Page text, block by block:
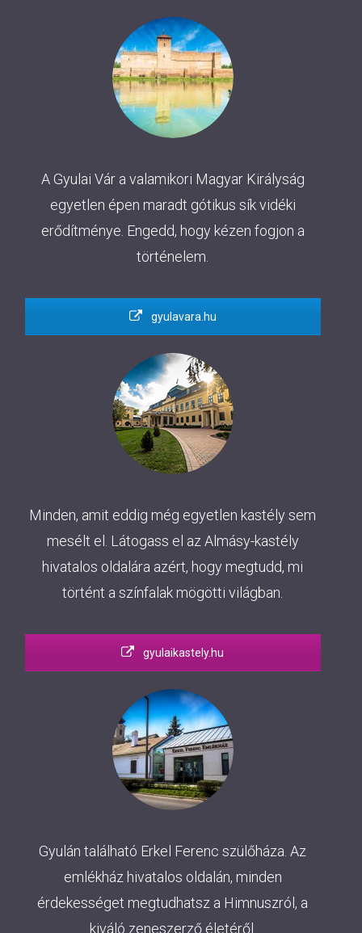
A Gyulai Vár a valamikori Magyar Királyság
egyetlen épen maradt gótikus sík vidéki
erődítménye. Engedd, hogy kézen fogjon a
történelem.
gyulavara.hu
Minden, amit eddig még egyetlen kastély sem
mesélt el. Látogass el az Almásy-kastély
hivatalos oldalára azért, hogy megtudd, mi
történt a színfalak mögötti világban.
gyulaikastely.hu
Gyulán található Erkel Ferenc szülőháza. Az
emlékház hivatalos oldalán, minden
érdekességet megtudhatsz a Himnuszról, a
kiváló zeneszerző életéről.